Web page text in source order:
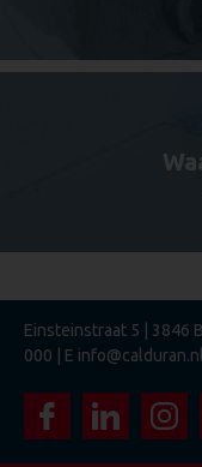
Einsteinstraat 5 | 3846
000 | E info@calduran.nl